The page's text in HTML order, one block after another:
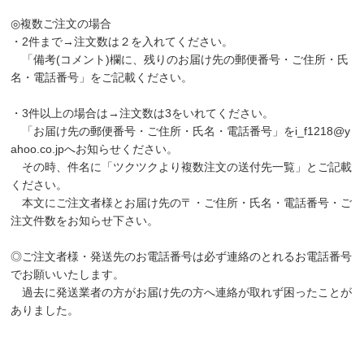
◎複数ご注文の場合
・2件まで→注文数は２を入れてください。
「備考(コメント)欄に、残りのお届け先の郵便番号・ご住所・氏
名・電話番号」をご記載ください。
・3件以上の場合は→注文数は3をいれてください。
「お届け先の郵便番号・ご住所・氏名・電話番号」をi_f1218@y
ahoo.co.jpへお知らせください。
その時、件名に「ツクツクより複数注文の送付先一覧」とご記載
ください。
本文にご注文者様とお届け先の〒・ご住所・氏名・電話番号・ご
注文件数をお知らせ下さい。
◎ご注文者様・発送先のお電話番号は必ず連絡のとれるお電話番号
でお願いいたします。
過去に発送業者の方がお届け先の方へ連絡が取れず困ったことが
ありました。